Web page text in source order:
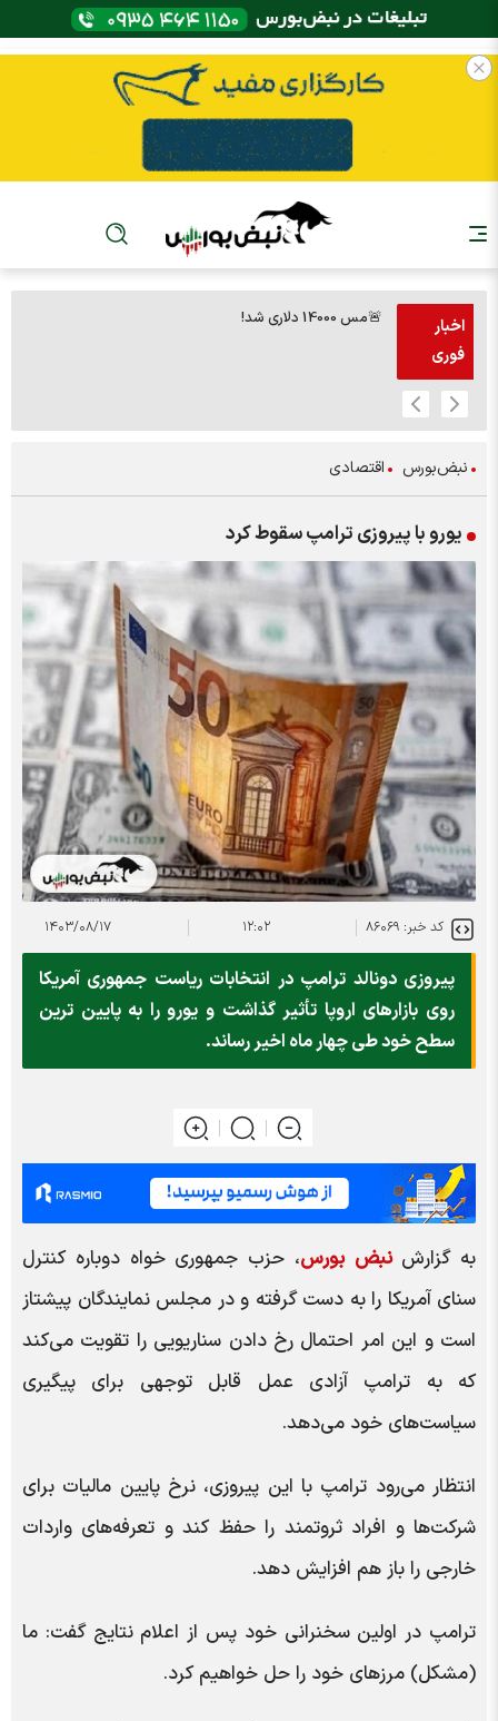
اخبار
فوری
🚨مس 14000 دلاری شد!
نبض‌بورس اقتصادی
یورو با پیروزی ترامپ سقوط کرد
کد خبر: ۸۶۰۶۹ ۱۲:۰۲ ۱۴۰۳/۰۸/۱۷
پیروزی دونالد ترامپ در انتخابات ریاست جمهوری آمریکا
روی بازارهای اروپا تأثیر گذاشت و یورو را به پایین ترین
سطح خود طی چهار ماه اخیر رساند.
به گزارشنبض بورس، حزب جمهوری خواه دوباره کنترل
سنای آمریکا را به دست گرفته و در مجلس نمایندگان پیشتاز
است و این امر احتمال رخ دادن سناریویی را تقویت می‌کند
که به ترامپ آزادی عمل قابل توجهی برای پیگیری
سیاست‌های خود می‌دهد.
انتظار می‌رود ترامپ با این پیروزی، نرخ پایین مالیات برای
شرکت‌ها و افراد ثروتمند را حفظ کند و تعرفه‌های واردات
خارجی را باز هم افزایش دهد.
ترامپ در اولین سخنرانی خود پس از اعلام نتایج گفت: ما
(مشکل) مرزهای خود را حل خواهیم کرد.